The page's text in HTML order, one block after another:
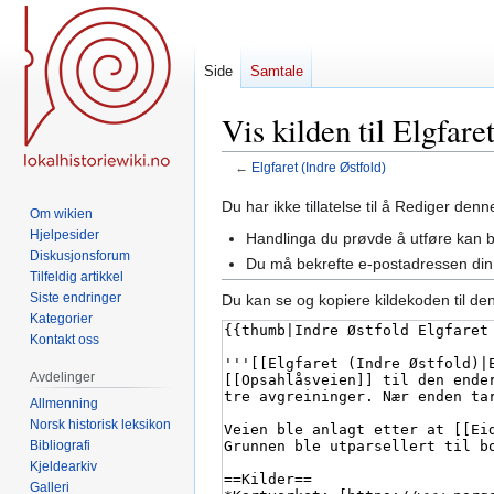
Vis kilden til
← Elgfaret (Indre Østfold)
Hopp
navigering
Hopp
Du har ikke tillatelse til å Rediger
Handlinga du prøvde å utføre kan
Du må bekrefte e-postadressen
Du kan se og kopiere kildekoden til
Side Samtale
Om wikien
Hjelpesider
Diskusjonsforum
Tilfeldig artikkel
Siste endringer
Kategorier
Kontakt oss
Avdelinger
Allmenning
Norsk historisk leksikon
Bibliografi
Kjeldearkiv
Galleri